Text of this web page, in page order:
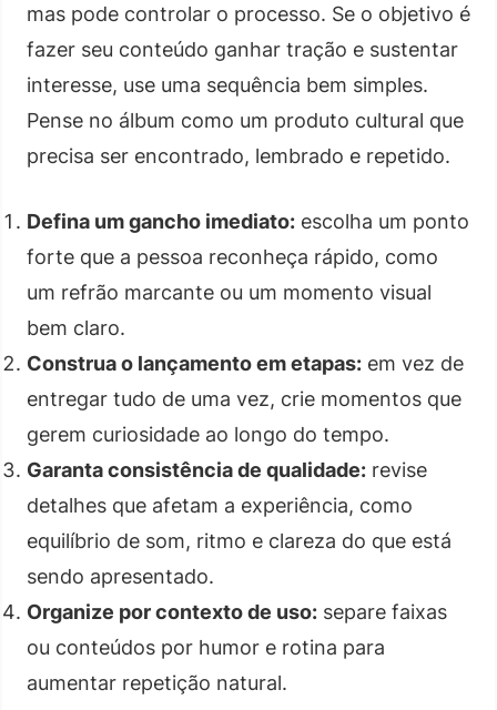
mas pode controlar o processo. Se o objetivo é
fazer seu conteúdo ganhar tração e sustentar
interesse, use uma sequência bem simples.
Pense no álbum como um produto cultural que
precisa ser encontrado, lembrado e repetido.
Defina um gancho imediato: escolha um ponto
forte que a pessoa reconheça rápido, como
um refrão marcante ou um momento visual
bem claro.
Construa o lançamento em etapas: em vez de
entregar tudo de uma vez, crie momentos que
gerem curiosidade ao longo do tempo.
Garanta consistência de qualidade: revise
detalhes que afetam a experiência, como
equilíbrio de som, ritmo e clareza do que está
sendo apresentado.
Organize por contexto de uso: separe faixas
ou conteúdos por humor e rotina para
aumentar repetição natural.